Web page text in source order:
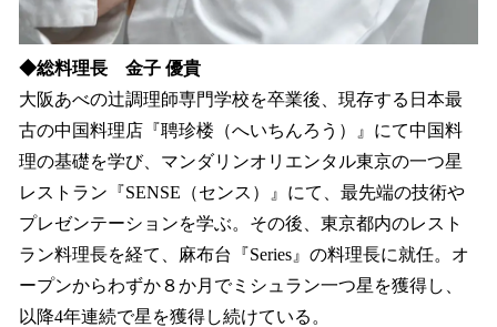
◆総料理長 金子 優貴
大阪あべの辻調理師専門学校を卒業後、現存する日本最
古の中国料理店『聘珍楼（へいちんろう）』にて中国料
理の基礎を学び、マンダリンオリエンタル東京の一つ星
レストラン『SENSE（センス）』にて、最先端の技術や
プレゼンテーションを学ぶ。その後、東京都内のレスト
ラン料理長を経て、麻布台『Series』の料理長に就任。オ
ープンからわずか８か月でミシュラン一つ星を獲得し、
以降4年連続で星を獲得し続けている。